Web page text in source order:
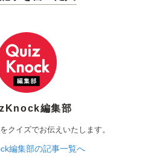
編集部
クイズでお伝えいたします。
編集部の記事一覧へ